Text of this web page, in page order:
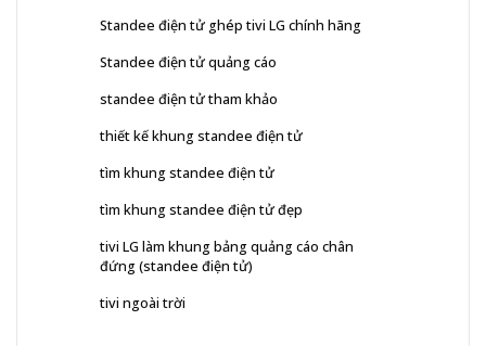
Standee điện tử ghép tivi LG chính hãng
Standee điện tử quảng cáo
standee điện tử tham khảo
thiết kế khung standee điện tử
tìm khung standee điện tử
tìm khung standee điện tử đẹp
tivi LG làm khung bảng quảng cáo chân
đứng (standee điện tử)
tivi ngoài trời